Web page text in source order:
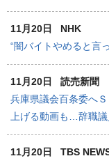
11月20日
NHK
“闇バイトやめると言
11月20日
読売新聞
兵庫県議会百条委へ
上げる動画も…辞職議
11月20日
TBS